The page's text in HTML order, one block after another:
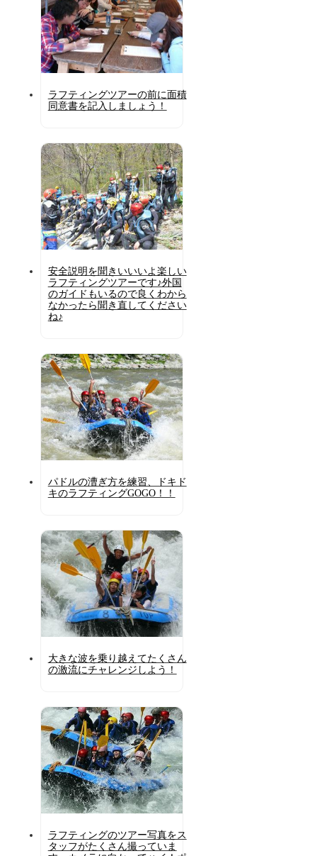
ラフティングツアーの前に面積
同意書を記入しましょう！
安全説明を聞きいいいよ楽しい
ラフティングツアーです♪外国
のガイドもいるので良くわから
なかったら聞き直してください
ね♪
パドルの漕ぎ方を練習、ドキド
キのラフティングGOGO！！
大きな波を乗り越えてたくさん
の激流にチャレンジしよう！
ラフティングのツアー写真をス
タッフがたくさん撮っていま